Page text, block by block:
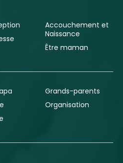
Accouchement et
Naissance
Être maman
Grands-parents
Organisation